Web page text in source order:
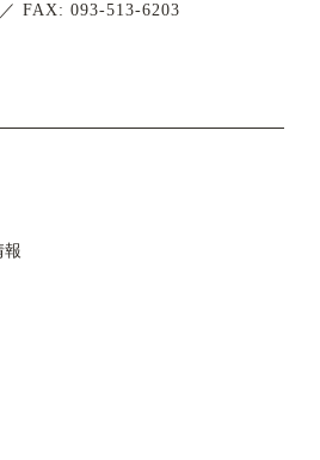
FAX: 093-513-6203
報